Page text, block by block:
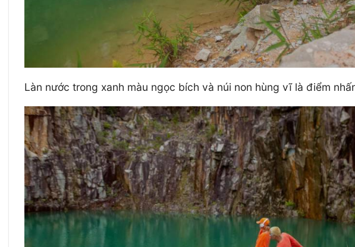
Làn nước trong xanh màu ngọc bích và núi non hùng vĩ là điểm